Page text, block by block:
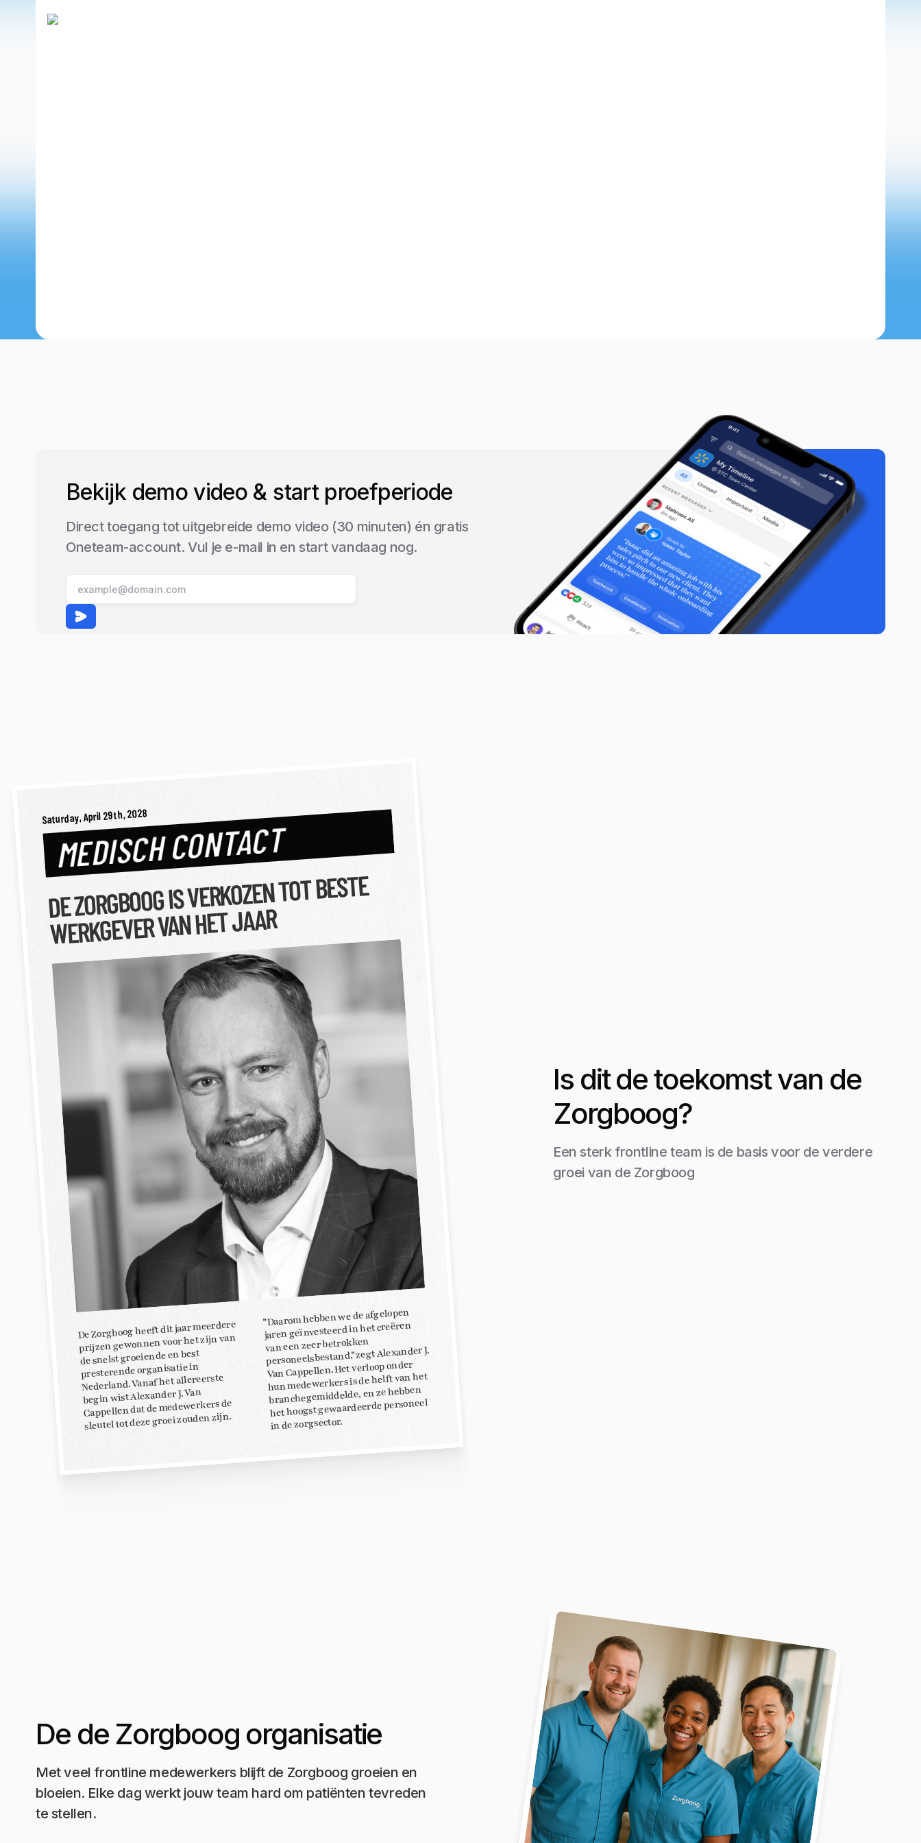
Bekijk demo video & start proefperiode
Direct toegang tot uitgebreide demo video (30 minuten) én gratis
Oneteam-account. Vul je e-mail in en start vandaag nog.
Saturday, April 29th, 2028
MEDISCH CONTACT
DE ZORGBOOG IS VERKOZEN TOT BESTE
WERKGEVER VAN HET JAAR
De Zorgboog heeft dit jaar meerdere
prijzen gewonnen voor het zijn van
de snelst groeiende en best
presterende organisatie in
Nederland. Vanaf het allereerste
begin wist Alexander J. Van
Cappellen dat de medewerkers de
sleutel tot deze groei zouden zijn.
"Daarom hebben we de afgelopen
jaren geïnvesteerd in het creëren
van een zeer betrokken
personeelsbestand,"zegt Alexander J.
Van Cappellen. Het verloop onder
hun medewerkers is de helft van het
branchegemiddelde, en ze hebben
het hoogst gewaardeerde personeel
in de zorgsector.
Is dit de toekomst van de
Zorgboog?
Een sterk frontline team is de basis voor de verdere
groei van de Zorgboog
De de Zorgboog organisatie
Met veel frontline medewerkers blijft de Zorgboog groeien en
bloeien. Elke dag werkt jouw team hard om patiënten tevreden
te stellen.